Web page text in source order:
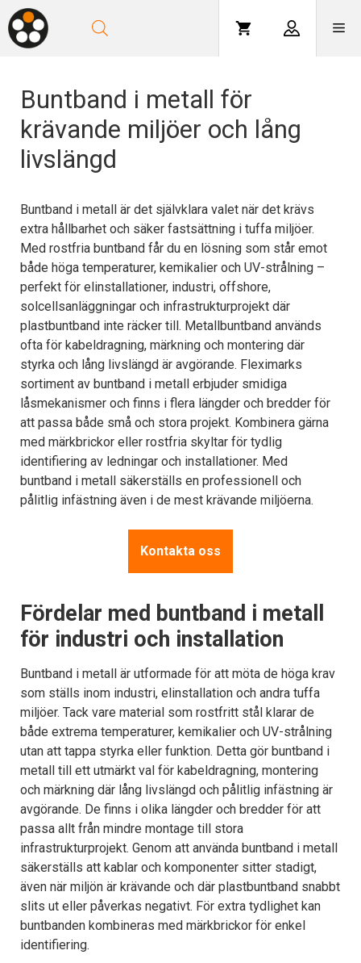
Hoppa
till
innehåll
Buntband i metall för
krävande miljöer och lång
livslängd
Buntband i metall är det självklara valet när det krävs
extra hållbarhet och säker fastsättning i tuffa miljöer.
Med rostfria buntband får du en lösning som står emot
både höga temperaturer, kemikalier och UV-strålning –
perfekt för elinstallationer, industri, offshore,
solcellsanläggningar och infrastrukturprojekt där
plastbuntband inte räcker till. Metallbuntband används
ofta för kabeldragning, märkning och montering där
styrka och lång livslängd är avgörande. Fleximarks
sortiment av buntband i metall erbjuder smidiga
låsmekanismer och finns i flera längder och bredder för
att passa både små och stora projekt. Kombinera gärna
med märkbrickor eller rostfria skyltar för tydlig
identifiering av ledningar och installationer. Med
buntband i metall säkerställs en professionell och
pålitlig infästning även i de mest krävande miljöerna.
Kontakta oss
Fördelar med buntband i metall
för industri och installation
Buntband i metall är utformade för att möta de höga krav
som ställs inom industri, elinstallation och andra tuffa
miljöer. Tack vare material som rostfritt stål klarar de
både extrema temperaturer, kemikalier och UV-strålning
utan att tappa styrka eller funktion. Detta gör buntband i
metall till ett utmärkt val för kabeldragning, montering
och märkning där lång livslängd och pålitlig infästning är
avgörande. De finns i olika längder och bredder för att
passa allt från mindre montage till stora
infrastrukturprojekt. Genom att använda buntband i metall
säkerställs att kablar och komponenter sitter stadigt,
även när miljön är krävande och där plastbuntband snabbt
slits ut eller påverkas negativt. För extra tydlighet kan
buntbanden kombineras med märkbrickor för enkel
identifiering.